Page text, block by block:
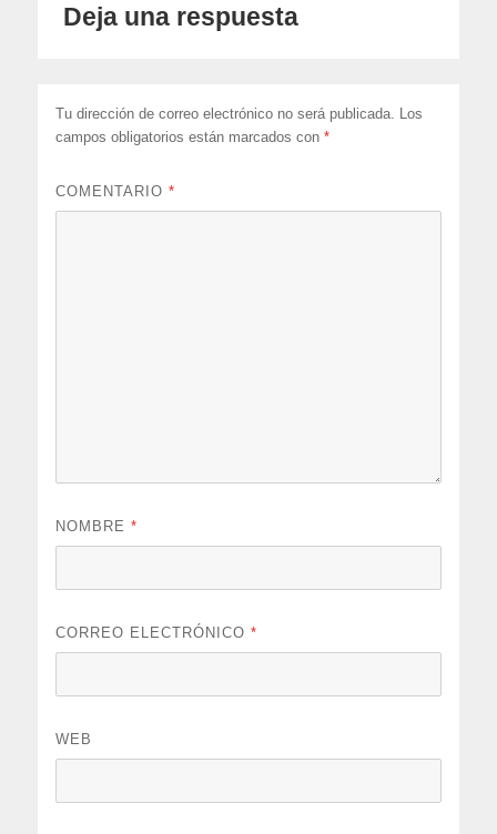
Deja una respuesta
Tu dirección de correo electrónico no será publicada.
Los
campos obligatorios están marcados con*
COMENTARIO*
NOMBRE*
CORREO ELECTRÓNICO*
WEB